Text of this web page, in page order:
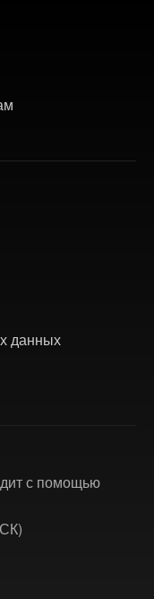
данных
с помощью